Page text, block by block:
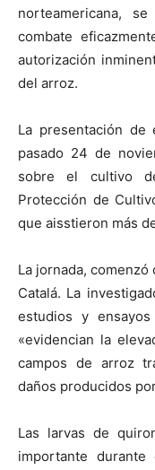
norteamericana,
combate
autorización
del
La presentación
pasado 24 de
sobre el cultivo
Protección de
que aisstieron más
La jornada,
Catalá. La
estudios y
«evidencian la
campos de arroz
daños producidos
Las larvas de
importante